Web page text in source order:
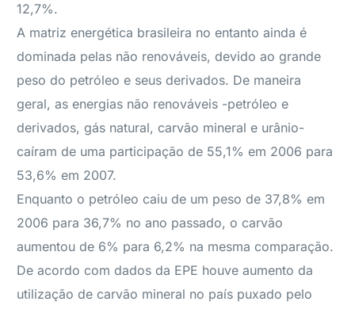
12,7%.
A matriz energética brasileira no entanto ainda é
dominada pelas não renováveis, devido ao grande
peso do petróleo e seus derivados. De maneira
geral, as energias não renováveis -petróleo e
derivados, gás natural, carvão mineral e urânio-
caíram de uma participação de 55,1% em 2006 para
53,6% em 2007.
Enquanto o petróleo caiu de um peso de 37,8% em
2006 para 36,7% no ano passado, o carvão
aumentou de 6% para 6,2% na mesma comparação.
De acordo com dados da EPE houve aumento da
utilização de carvão mineral no país puxado pelo